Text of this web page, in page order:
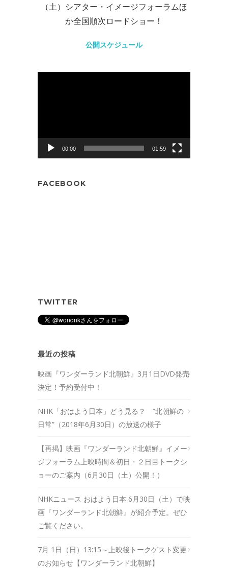
（土）シアター・イメージフォーラムほ
か全国順次ロードショー！
公開スケジュール
ー
00:00 01:59
FACEBOOK
TWITTER
最近の投稿
映画『ワンダーランド北朝鮮』3月1日DVD発売
決定！予約受付中！
NHK「おはよう日本」どう見る？ “北朝鮮の
日常”（2018年6月30日）の放送の様子
【再掲】映画『ワンダーランド北朝鮮』イメー
ジフォーラム上映時間＆初日・２日目トークシ
ョーのご案内（6月30日（土）公開！）
NHKニュース おはよう日本 6月30日（土）で映
画『ワンダーランド北朝鮮』が紹介予定。ぜひ
ご覧ください。
7月 1日（日）13:15～上映後トークゲスト変更
のお知らせ【ワンダーランド北朝鮮】